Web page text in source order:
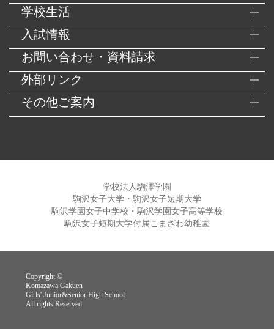
学校生活
入試情報
お問い合わせ・資料請求
外部リンク
その他ご案内
学校法人駒澤学園
駒沢女子大学・駒沢女子短期大学
駒沢学園女子中学校・駒沢学園女子高等学校
駒沢女子短期大学付属こまざわ幼稚園
Copyright ©
Komazawa Gakuen
Girls' Junior&Senior High School
All rights Reserved.